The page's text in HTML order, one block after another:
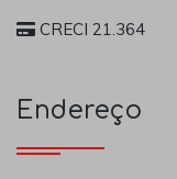
CRECI 21.364
Endereço